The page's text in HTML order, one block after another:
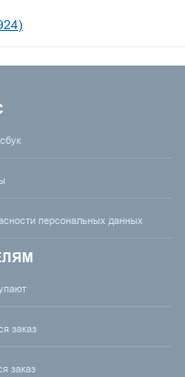
персональных данных
заказ
заказ